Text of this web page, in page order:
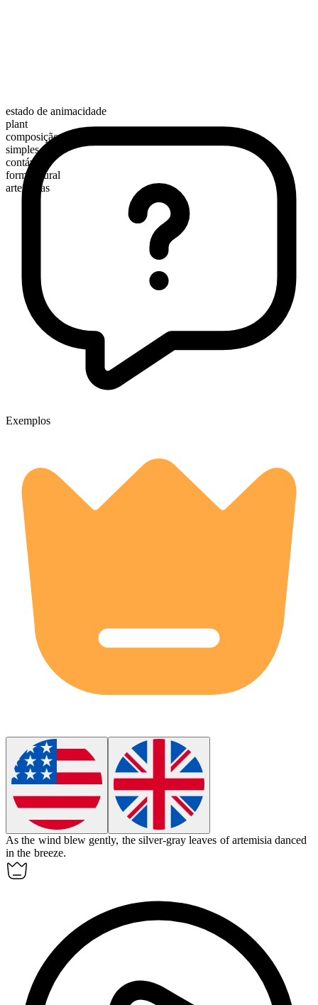
estado de animacidade
plant
composição morfológica
simples
contável
forma plural
artemisias
Exemplos
As the wind blew gently, the silver-gray leaves ofartemisia danced
in the breeze.